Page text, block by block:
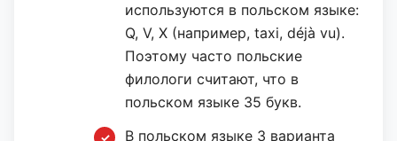
используются в польском языке:
Q, V, X (например, taxi, déjà vu).
Поэтому часто польские
филологи считают, что в
польском языке 35 букв.
В польском языке 3 варианта